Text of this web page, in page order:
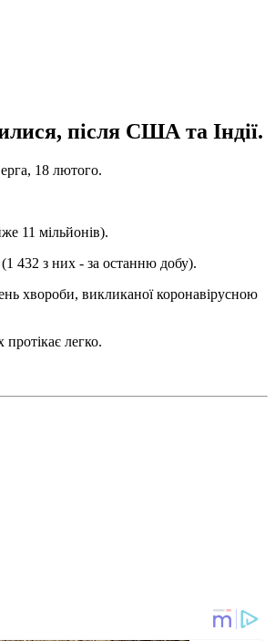
після США та Індії.
18 лютого.
11 мільйонів).
(1 432 з них - за останню добу).
хвороби, викликаної коронавірусною
легко.